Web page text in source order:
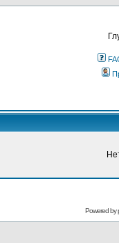
Powered by